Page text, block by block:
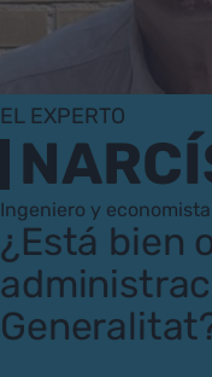
EL EXPERTO
Ingeniero y economista
¿Está bien